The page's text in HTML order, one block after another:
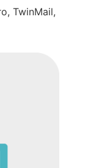
TwinMail,